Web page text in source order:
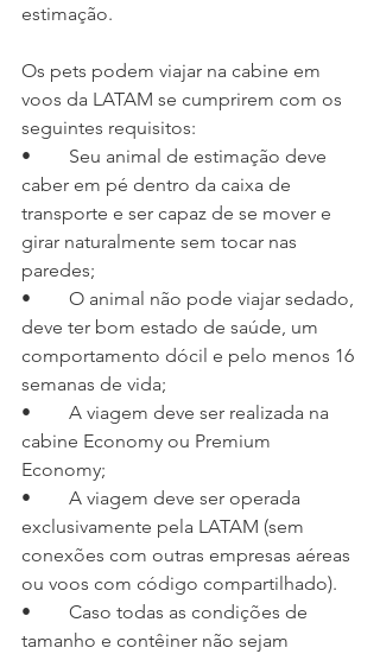
estimação.
Os pets podem viajar na cabine em
voos da LATAM se cumprirem com os
seguintes requisitos:
•	Seu animal de estimação deve
caber em pé dentro da caixa de
transporte e ser capaz de se mover e
girar naturalmente sem tocar nas
paredes;
•	O animal não pode viajar sedado,
deve ter bom estado de saúde, um
comportamento dócil e pelo menos 16
semanas de vida;
•	A viagem deve ser realizada na
cabine Economy ou Premium
Economy;
•	A viagem deve ser operada
exclusivamente pela LATAM (sem
conexões com outras empresas aéreas
ou voos com código compartilhado).
•	Caso todas as condições de
tamanho e contêiner não sejam